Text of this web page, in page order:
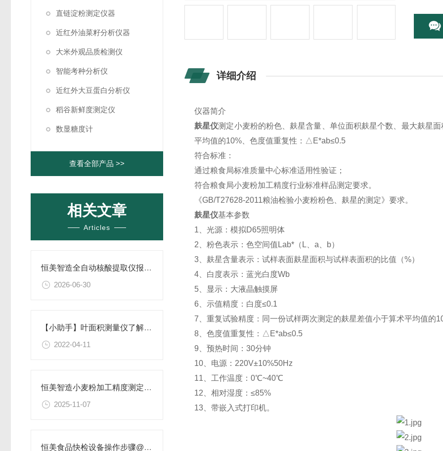
直链淀粉测定仪器
近红外油菜籽分析仪器
大米外观品质检测仪
智能考种分析仪
近红外大豆蛋白分析仪
稻谷新鲜度测定仪
数显糖度计
查看全部产品 >>
相关文章
Articles
恒美智造全自动核酸提取仪报告书：核酸提取纯化仪技术深度解析
2026-06-30
【小助手】叶面积测量仪了解植物叶面积的变化@2022【使用简单】
2022-04-11
恒美智造小麦粉加工精度测定仪知识图谱：全维度参数解析
2025-11-07
恒美食品快检设备操作步骤@2021价格
详细介绍
仪器简介
麸星仪测定小麦粉的粉色、麸星含量、单位面积麸星个数、最大麸星
平均值的10%、色度值重复性：△E*ab≤0.5
符合标准：
通过粮食局标准质量中心标准适用性验证；
符合粮食局小麦粉加工精度行业标准样品测定要求。
《GB/T27628-2011粮油检验小麦粉粉色、麸星的测定》要求。
麸星仪基本参数
1、光源：模拟D65照明体
2、粉色表示：色空间值Lab*（L、a、b）
3、麸星含量表示：试样表面麸星面积与试样表面积的比值（%）
4、白度表示：蓝光白度Wb
5、显示：大液晶触摸屏
6、示值精度：白度≤0.1
7、重复试验精度：同一份试样两次测定的麸星差值小于算术平均值的
8、色度值重复性：△E*ab≤0.5
9、预热时间：30分钟
10、电源：220V±10%50Hz
11、工作温度：0℃~40℃
12、相对湿度：≤85%
13、带嵌入式打印机。